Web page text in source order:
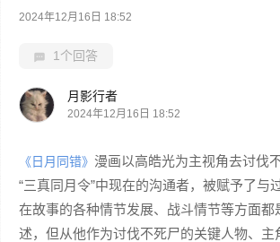
2024年12月16日 18:52
1个回答
月影行者
2024年12月16日 18:52
《日月同错》 漫画以高皓光为主视角去讨伐
“三真同月令”中现在的沟通者，被赋予了
在故事的各种情节发展、战斗情节等方面
述，但从他作为讨伐不死尸的关键人物、